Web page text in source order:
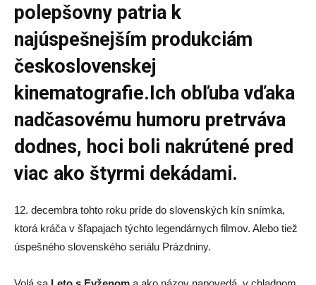
polepšovny patria k
najúspešnejším produkciám
československej
kinematografie.Ich obľuba vďaka
nadčasovému humoru pretrváva
dodnes, hoci boli nakrútené pred
viac ako štyrmi dekádami.
12. decembra tohto roku príde do slovenských kín snímka,
ktorá kráča v šľapajach týchto legendárnych filmov. Alebo tiež
úspešného slovenského seriálu Prázdniny.